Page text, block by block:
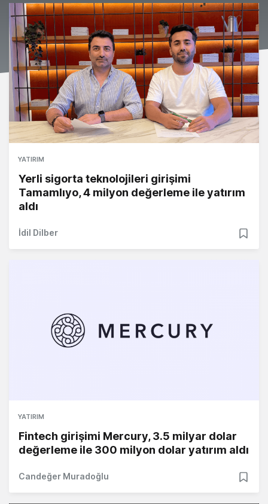
YATIRIM
Yerli sigorta teknolojileri girişimi
Tamamlıyo, 4 milyon değerleme ile yatırım
aldı
İdil Dilber
YATIRIM
Fintech girişimi Mercury, 3.5 milyar dolar
değerleme ile 300 milyon dolar yatırım aldı
Candeğer Muradoğlu